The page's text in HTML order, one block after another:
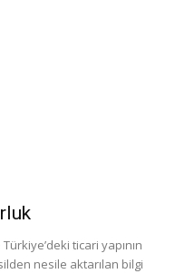
ticari yapının
nesile aktarılan bilgi